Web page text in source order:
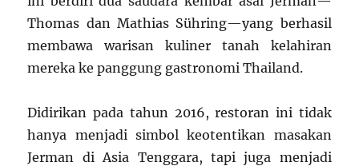
Thomas dan Mathias Sühring—yang berhasil
membawa warisan kuliner tanah kelahiran
mereka ke panggung gastronomi Thailand.
Didirikan pada tahun 2016, restoran ini tidak
hanya menjadi simbol keotentikan masakan
Jerman di Asia Tenggara, tapi juga menjadi